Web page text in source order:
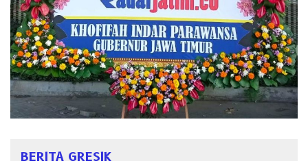
BERITA GRESIK